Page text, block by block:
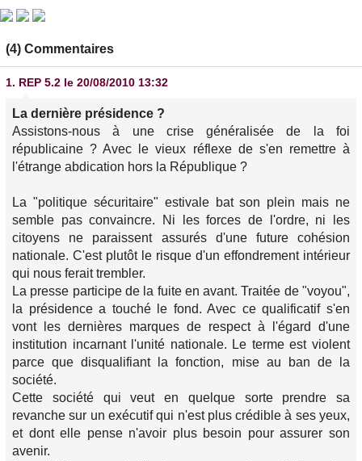
(4) Commentaires
1. REP 5.2 le 20/08/2010 13:32
La dernière présidence ?
Assistons-nous à une crise généralisée de la foi
républicaine ? Avec le vieux réflexe de s'en remettre à
l'étrange abdication hors la République ?
La "politique sécuritaire" estivale bat son plein mais ne
semble pas convaincre. Ni les forces de l'ordre, ni les
citoyens ne paraissent assurés d'une future cohésion
nationale. C'est plutôt le risque d'un effondrement intérieur
qui nous ferait trembler.
La presse participe de la fuite en avant. Traitée de "voyou",
la présidence a touché le fond. Avec ce qualificatif s'en
vont les dernières marques de respect à l'égard d'une
institution incarnant l'unité nationale. Le terme est violent
parce que disqualifiant la fonction, mise au ban de la
société.
Cette société qui veut en quelque sorte prendre sa
revanche sur un exécutif qui n'est plus crédible à ses yeux,
et dont elle pense n'avoir plus besoin pour assurer son
avenir.